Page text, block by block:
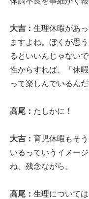
大吉： 生理休暇があ
ますよね。ぼくが思
るといいんじゃない
性からすれば、「休
って楽しんでいるん
高尾： たしかに！
大吉： 育児休暇もそ
いるっていうイメー
ね、残念ながら。
高尾： 生理について